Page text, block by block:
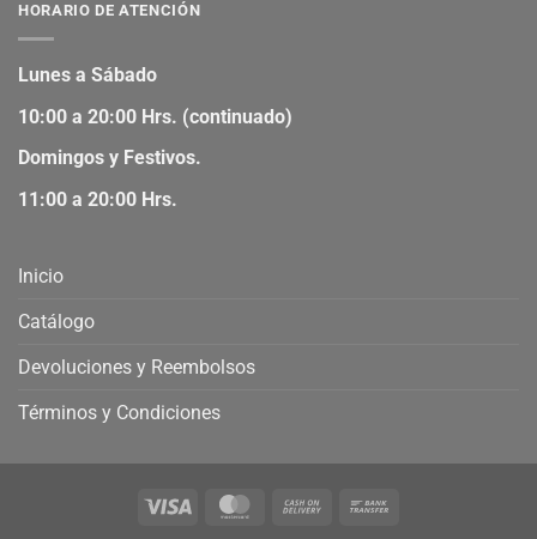
HORARIO DE ATENCIÓN
Lunes a Sábado
10:00 a 20:00 Hrs. (continuado)
Domingos y Festivos.
11:00 a 20:00 Hrs.
Inicio
Catálogo
Devoluciones y Reembolsos
Términos y Condiciones